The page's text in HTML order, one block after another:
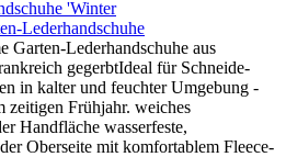
Lederhandschuhe
Garten-Lederhandschuhe aus
gegerbtIdeal für Schneide-
in kalter und feuchter Umgebung -
zeitigen Frühjahr. weiches
Handfläche wasserfeste,
Oberseite mit komfortablem Fleece-